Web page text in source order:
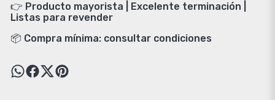
👉 Producto mayorista | Excelente terminación |
Listas para revender
📦 Compra mínima: consultar condiciones